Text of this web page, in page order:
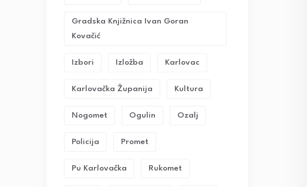
Gradska Knjižnica Ivan Goran
Kovačić
Izbori Izložba Karlovac
Karlovačka Županija Kultura
Nogomet Ogulin Ozalj
Policija Promet
Pu Karlovačka Rukomet